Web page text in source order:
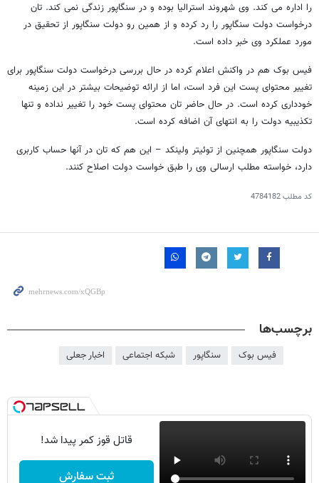
را اداره می کند. وی شهروند استرالیا بوده و در سنگاپور زندگی نمی کند. تان
درخواست دولت سنگاپور را رد کرده و از همین رو دولت سنگاپور از تحقیق در
مورد عملکرد وی خبر داده است.
فیس بوک هم در واکنش اعلام کرده در حال بررسی درخواست دولت سنگاپور برای
تغییر محتوای پست این فرد است، اما از ارائه توضیحات بیشتر در این زمینه
خودداری کرده است. در حال حاضر تان محتوای پست خود را تغییر نداده و تنها
تکذیبیه دولت را به انتهای آن اضافه کرده است.
دولت سنگاپور همچنین از توئیتر ولینکد – این هم که تان در آنها حساب کاربری
دارد، خواسته مطلب ارسالی وی را طبق خواست دولت اصلاح کنند.
کد مطلب4784182
برچسب‌ها
فیس بوک سنگاپور شبکه اجتماعی اخبار جعلی
قاتل قوز کمر پیدا شد!
ثبت سفارش